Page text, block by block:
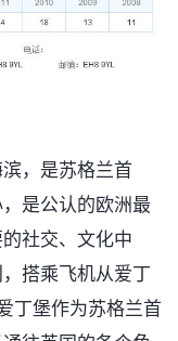
，是苏格兰首
是公认的欧洲最
社交、文化中
搭乘飞机从爱丁
丁堡作为苏格兰首